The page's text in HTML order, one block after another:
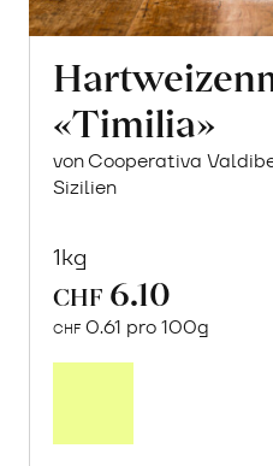
«Timilia»
von Cooperativa
Sizilien
1kg
CHF 6.10
CHF 0.61 pro 100g